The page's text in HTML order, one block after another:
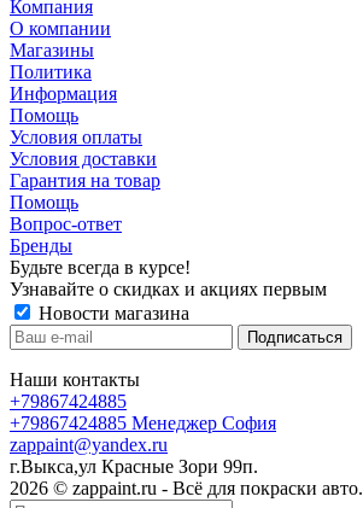
Компания
О компании
Магазины
Политика
Информация
Помощь
Условия оплаты
Условия доставки
Гарантия на товар
Помощь
Вопрос-ответ
Бренды
Будьте всегда в курсе!
Узнавайте о скидках и акциях первым
Новости магазина
Наши контакты
+79867424885
+79867424885 Менеджер София
zappaint@yandex.ru
г.Выкса,ул Красные Зори 99п.
2026 © zappaint.ru - Всё для покраски авто.